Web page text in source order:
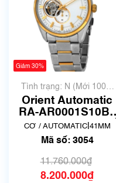
Giảm 30%
Tình trạng: N (Mới 100%
chưa qua sử dụng)
Orient Automatic
RA-AR0001S10B |
Size 42mm | Mã số
3054
CƠ / AUTOMATIC| 41MM
Mã số: 3054
11.760.000₫
8.200.000₫